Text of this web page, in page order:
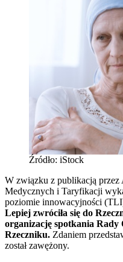
Źródło: iStock
W związku z publikacją przez
Medycznych i Taryfikacji
poziomie innowacyjności
Lepiej zwróciła się do
organizację spotkania
Rzeczniku. Zdaniem
został zawężony.